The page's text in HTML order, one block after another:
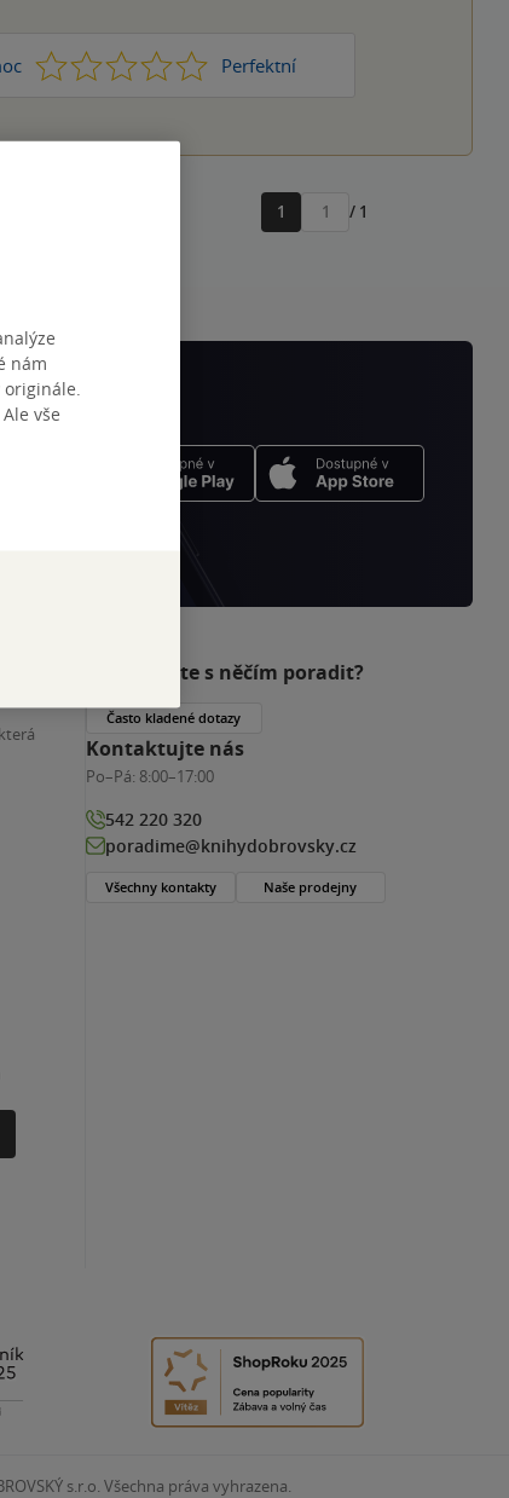
1 2 3 4 Perfektní
5
1
Přejít
/ 1
Potřebujete s něčím poradit?
Často kladené dotazy
Kontaktujte nás
Po–Pá: 8:00–17:00
542 220 320
poradime@knihydobrovsky.cz
Všechny kontakty Naše prodejny
s.r.o. Všechna práva vyhrazena.
nám
vše